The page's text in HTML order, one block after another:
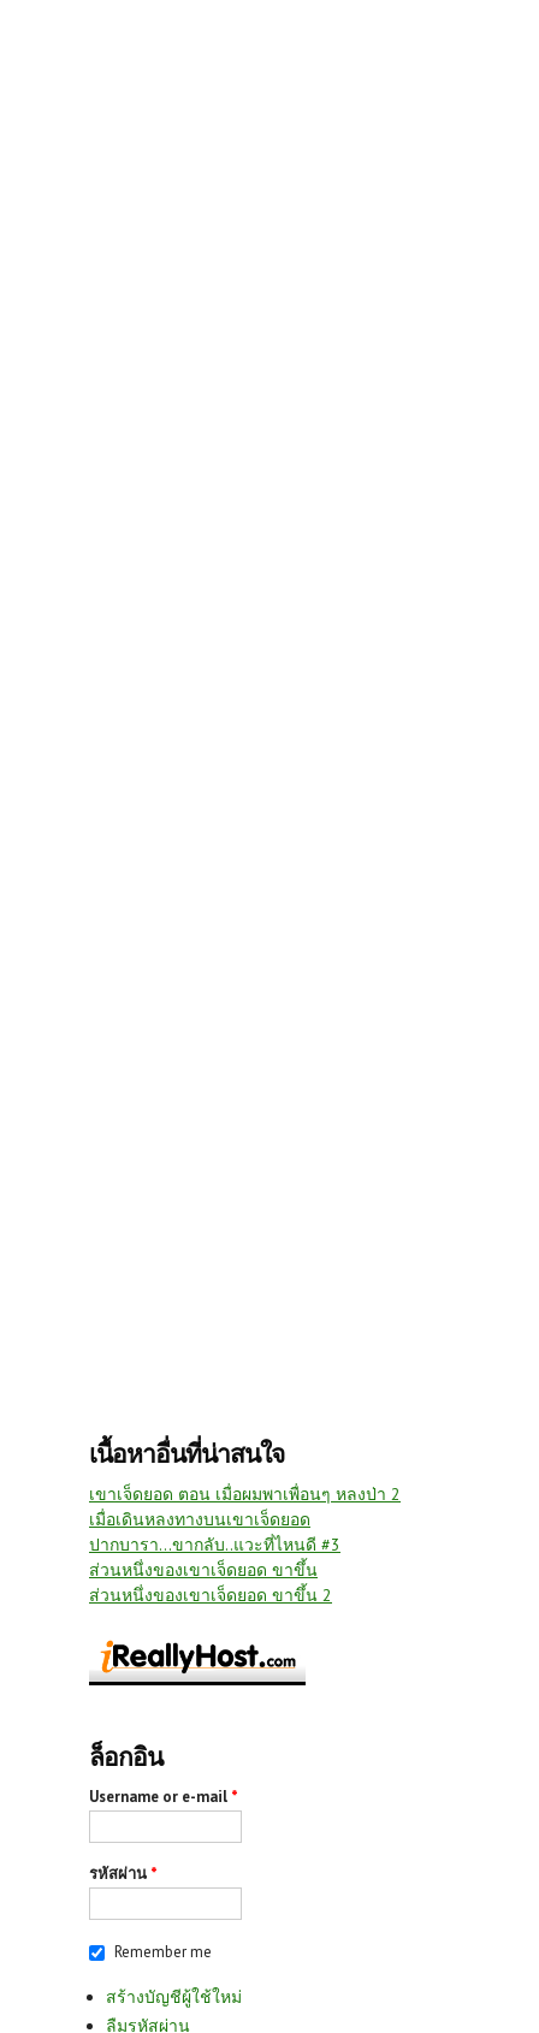
เนื้อหาอื่นที่น่าสนใจ
เขาเจ็ดยอด ตอน เมื่อผมพาเพื่อนๆ หลงป่า 2
เมื่อเดินหลงทางบนเขาเจ็ดยอด
ปากบารา...ขากลับ..แวะที่ไหนดี #3
ส่วนหนึ่งของเขาเจ็ดยอด ขาขึ้น
ส่วนหนึ่งของเขาเจ็ดยอด ขาขึ้น 2
ล็อกอิน
Username or e-mail *
รหัสผ่าน *
Remember me
สร้างบัญชีผู้ใช้ใหม่
ลืมรหัสผ่าน